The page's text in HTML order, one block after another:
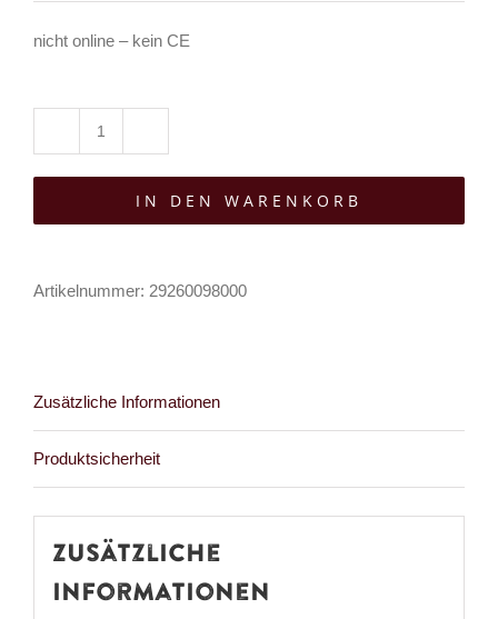
nicht online – kein CE
Moonshine
Dekoartikel
IN DEN WARENKORB
Artikelnummer: 29260098000
Zusätzliche Informationen
Produktsicherheit
Zusätzliche
Informationen